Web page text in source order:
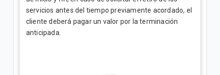
servicios antes del tiempo previamente acordado, el
cliente deberá pagar un valor por la terminación
anticipada.